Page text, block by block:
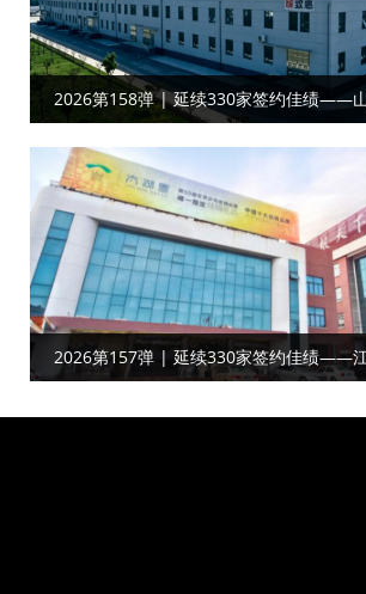
2026第158弹 | 延续330家签约佳绩——
作工厂目视化
2026第157弹 | 延续330家签约佳绩——
户达成工厂目视化合作